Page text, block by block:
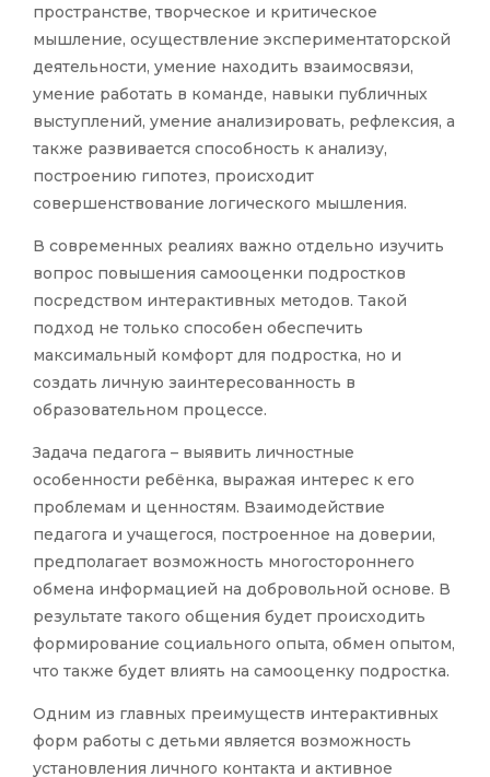
пространстве, творческое и критическое
мышление, осуществление экспериментаторской
деятельности, умение находить взаимосвязи,
умение работать в команде, навыки публичных
выступлений, умение анализировать, рефлексия, а
также развивается способность к анализу,
построению гипотез, происходит
совершенствование логического мышления.
В современных реалиях важно отдельно изучить
вопрос повышения самооценки подростков
посредством интерактивных методов. Такой
подход не только способен обеспечить
максимальный комфорт для подростка, но и
создать личную заинтересованность в
образовательном процессе.
Задача педагога – выявить личностные
особенности ребёнка, выражая интерес к его
проблемам и ценностям. Взаимодействие
педагога и учащегося, построенное на доверии,
предполагает возможность многостороннего
обмена информацией на добровольной основе. В
результате такого общения будет происходить
формирование социального опыта, обмен опытом,
что также будет влиять на самооценку подростка.
Одним из главных преимуществ интерактивных
форм работы с детьми является возможность
установления личного контакта и активное